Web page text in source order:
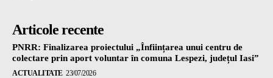
Articole recente
PNRR: Finalizarea proiectului „Înființarea unui centru de
colectare prin aport voluntar în comuna Lespezi, județul Iasi”
ACTUALITATE 23/07/2026